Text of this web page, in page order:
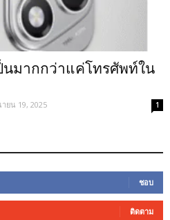
นมากกว่าแค่โทรศัพท์ใน
ยน 19, 2025 1
ชอบ
ติดตาม